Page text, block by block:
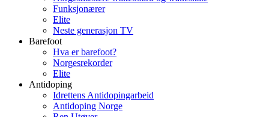
Funksjonærer
Elite
Neste generasjon TV
Barefoot
Hva er barefoot?
Norgesrekorder
Elite
Antidoping
Idrettens Antidopingarbeid
Antidoping Norge